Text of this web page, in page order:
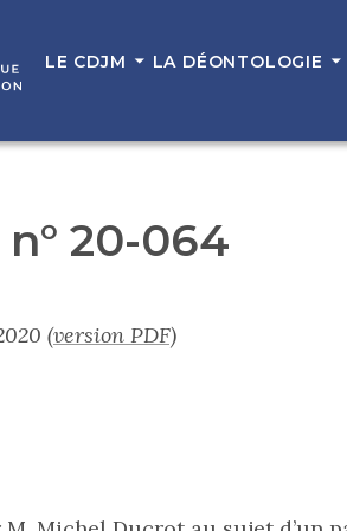
LE CDJM LA DÉONTOLOGIE
20-064
(version PDF)